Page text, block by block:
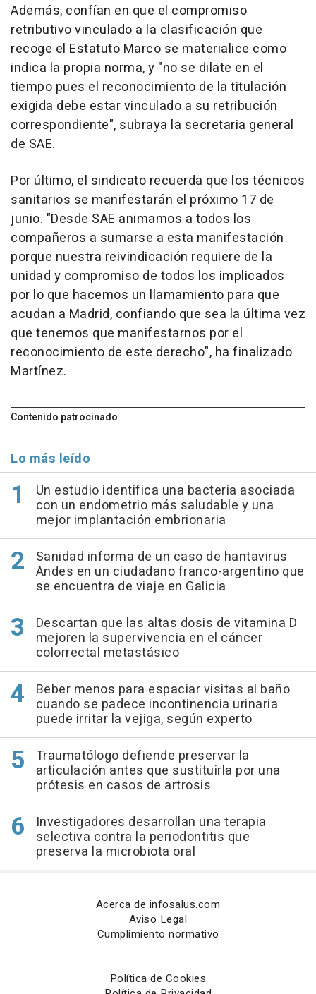
Además, confían en que el compromiso
retributivo vinculado a la clasificación que
recoge el Estatuto Marco se materialice como
indica la propia norma, y "no se dilate en el
tiempo pues el reconocimiento de la titulación
exigida debe estar vinculado a su retribución
correspondiente", subraya la secretaria general
de SAE.
Por último, el sindicato recuerda que los técnicos
sanitarios se manifestarán el próximo 17 de
junio. "Desde SAE animamos a todos los
compañeros a sumarse a esta manifestación
porque nuestra reivindicación requiere de la
unidad y compromiso de todos los implicados
por lo que hacemos un llamamiento para que
acudan a Madrid, confiando que sea la última vez
que tenemos que manifestarnos por el
reconocimiento de este derecho", ha finalizado
Martínez.
Contenido patrocinado
Lo más leído
Un estudio identifica una bacteria asociada
con un endometrio más saludable y una
mejor implantación embrionaria
Sanidad informa de un caso de hantavirus
Andes en un ciudadano franco-argentino que
se encuentra de viaje en Galicia
Descartan que las altas dosis de vitamina D
mejoren la supervivencia en el cáncer
colorrectal metastásico
Beber menos para espaciar visitas al baño
cuando se padece incontinencia urinaria
puede irritar la vejiga, según experto
Traumatólogo defiende preservar la
articulación antes que sustituirla por una
prótesis en casos de artrosis
Investigadores desarrollan una terapia
selectiva contra la periodontitis que
preserva la microbiota oral
Acerca de infosalus.com
Aviso Legal
Cumplimiento normativo
Política de Cookies